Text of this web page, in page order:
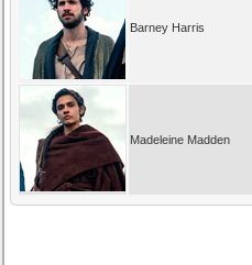
Barney Harris
Madeleine Madden